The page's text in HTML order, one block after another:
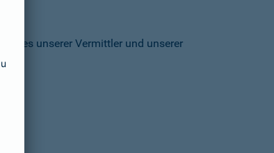
unserer Vermittler und unserer